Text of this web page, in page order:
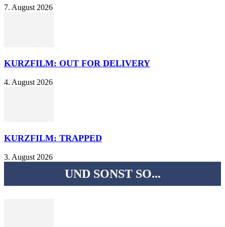
7. August 2026
KURZFILM: OUT FOR DELIVERY
4. August 2026
KURZFILM: TRAPPED
3. August 2026
UND SONST SO...